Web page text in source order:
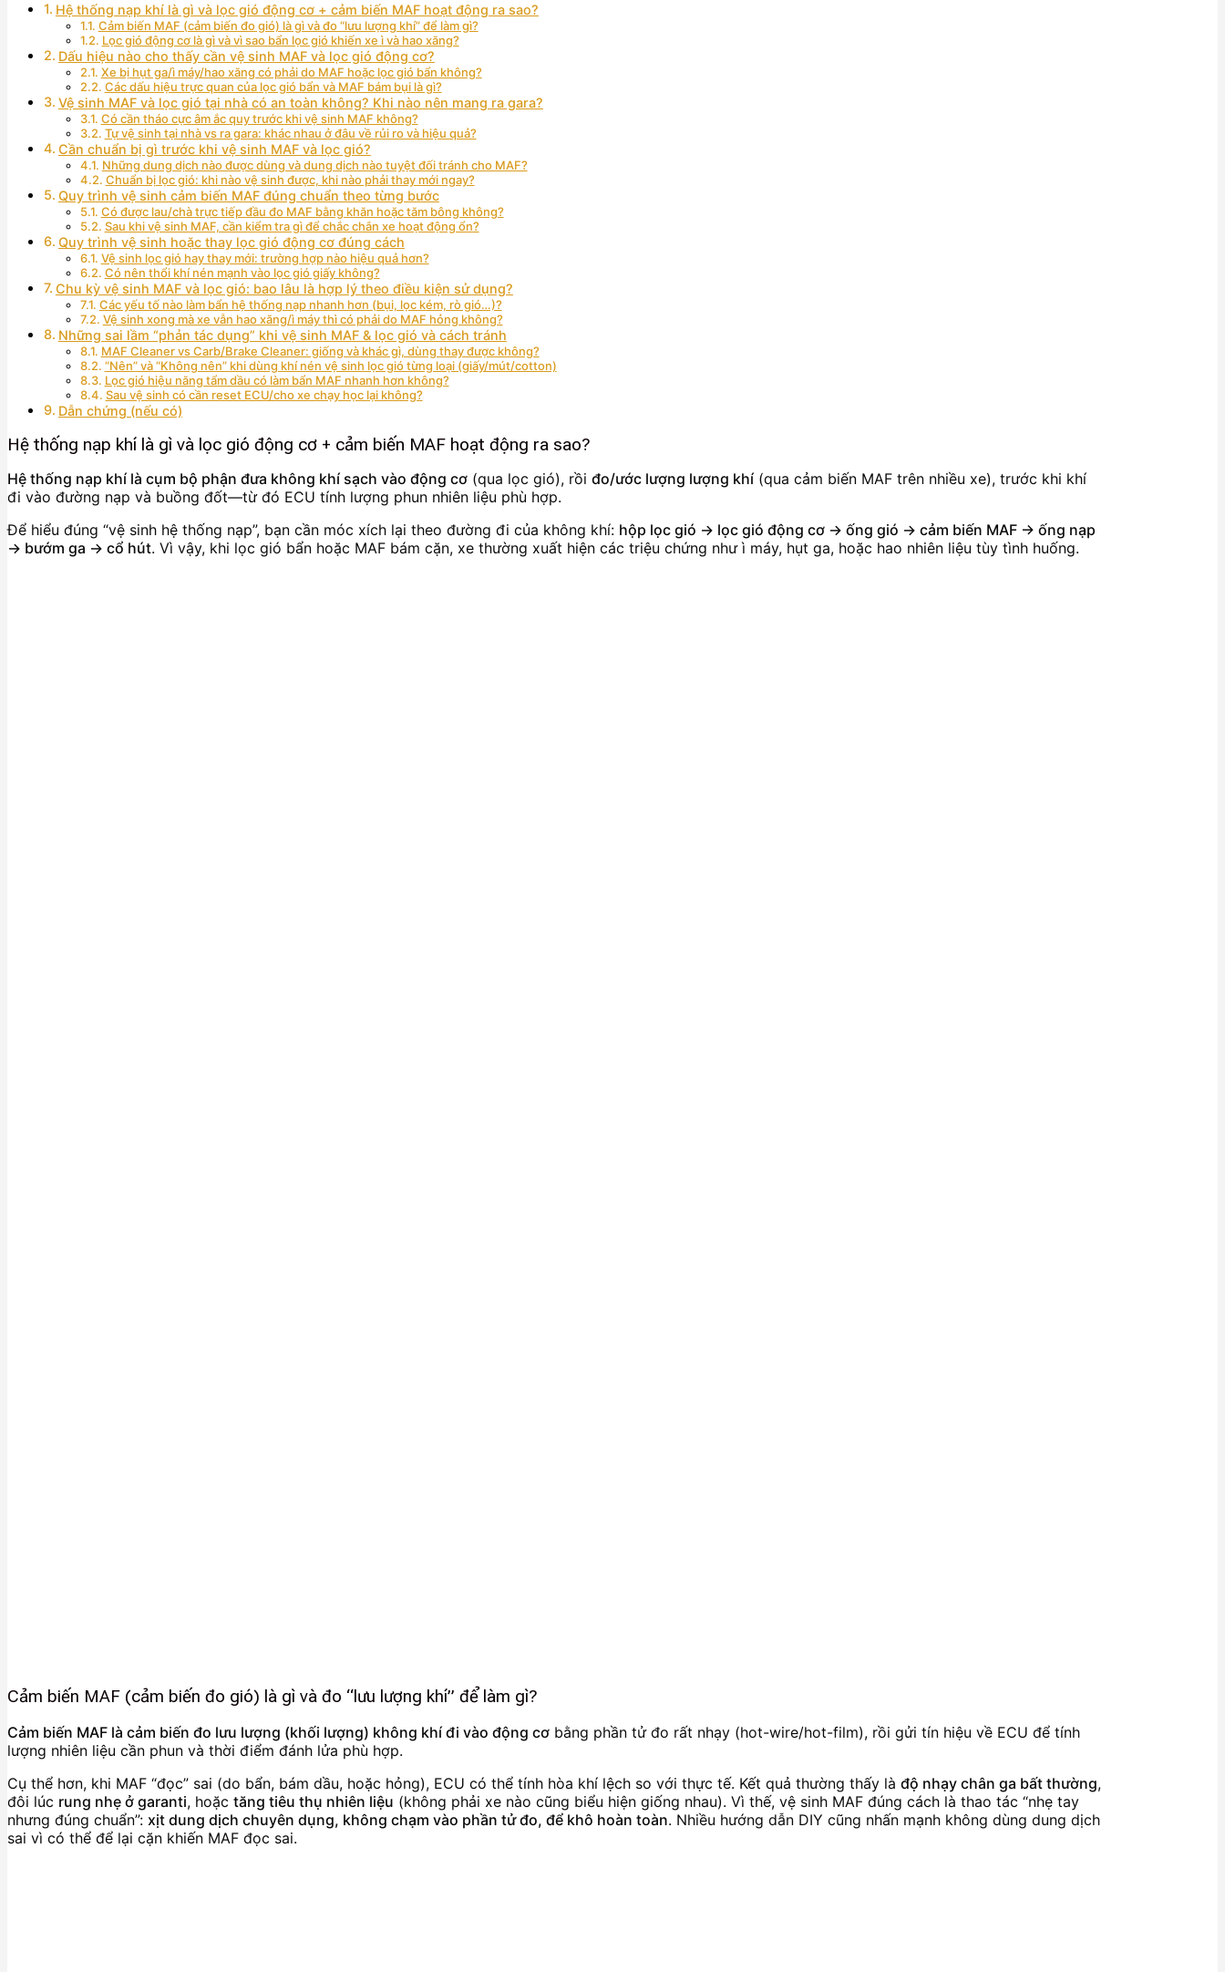
Hệ thống nạp khí là gì và lọc gió động cơ + cảm biến MAF hoạt động ra sao?
Cảm biến MAF (cảm biến đo gió) là gì và đo “lưu lượng khí” để làm gì?
Lọc gió động cơ là gì và vì sao bẩn lọc gió khiến xe ì và hao xăng?
Dấu hiệu nào cho thấy cần vệ sinh MAF và lọc gió động cơ?
Xe bị hụt ga/ì máy/hao xăng có phải do MAF hoặc lọc gió bẩn không?
Các dấu hiệu trực quan của lọc gió bẩn và MAF bám bụi là gì?
Vệ sinh MAF và lọc gió tại nhà có an toàn không? Khi nào nên mang ra gara?
Có cần tháo cực âm ắc quy trước khi vệ sinh MAF không?
Tự vệ sinh tại nhà vs ra gara: khác nhau ở đâu về rủi ro và hiệu quả?
Cần chuẩn bị gì trước khi vệ sinh MAF và lọc gió?
Những dung dịch nào được dùng và dung dịch nào tuyệt đối tránh cho MAF?
Chuẩn bị lọc gió: khi nào vệ sinh được, khi nào phải thay mới ngay?
Quy trình vệ sinh cảm biến MAF đúng chuẩn theo từng bước
Có được lau/chà trực tiếp đầu đo MAF bằng khăn hoặc tăm bông không?
Sau khi vệ sinh MAF, cần kiểm tra gì để chắc chắn xe hoạt động ổn?
Quy trình vệ sinh hoặc thay lọc gió động cơ đúng cách
Vệ sinh lọc gió hay thay mới: trường hợp nào hiệu quả hơn?
Có nên thổi khí nén mạnh vào lọc gió giấy không?
Chu kỳ vệ sinh MAF và lọc gió: bao lâu là hợp lý theo điều kiện sử dụng?
Các yếu tố nào làm bẩn hệ thống nạp nhanh hơn (bụi, lọc kém, rò gió…)?
Vệ sinh xong mà xe vẫn hao xăng/ì máy thì có phải do MAF hỏng không?
Những sai lầm “phản tác dụng” khi vệ sinh MAF & lọc gió và cách tránh
MAF Cleaner vs Carb/Brake Cleaner: giống và khác gì, dùng thay được không?
“Nên” và “Không nên” khi dùng khí nén vệ sinh lọc gió từng loại (giấy/mút/cotton)
Lọc gió hiệu năng tẩm dầu có làm bẩn MAF nhanh hơn không?
Sau vệ sinh có cần reset ECU/cho xe chạy học lại không?
Dẫn chứng (nếu có)
Hệ thống nạp khí là gì và lọc gió động cơ + cảm biến MAF hoạt động ra sao?
Hệ thống nạp khí là cụm bộ phận đưa không khí sạch vào động cơ (qua lọc gió), rồi đo/ước lượng lượng khí(qua cảm biến MAF trên nhiều xe), trước khi khí
đi vào đường nạp và buồng đốt—từ đó ECU tính lượng phun nhiên liệu phù hợp.
Để hiểu đúng “vệ sinh hệ thống nạp”, bạn cần móc xích lại theo đường đi của không khí: hộp lọc gió → lọc gió động cơ → ống gió → cảm biến MAF → ống nạp
→ bướm ga → cổ hút. Vì vậy, khi lọc gió bẩn hoặc MAF bám cặn, xe thường xuất hiện các triệu chứng như ì máy, hụt ga, hoặc hao nhiên liệu tùy tình huống.
Cảm biến MAF (cảm biến đo gió) là gì và đo “lưu lượng khí” để làm gì?
Cảm biến MAF là cảm biến đo lưu lượng (khối lượng) không khí đi vào động cơ bằng phần tử đo rất nhạy (hot-wire/hot-film), rồi gửi tín hiệu về ECU để tính
lượng nhiên liệu cần phun và thời điểm đánh lửa phù hợp.
Cụ thể hơn, khi MAF “đọc” sai (do bẩn, bám dầu, hoặc hỏng), ECU có thể tính hòa khí lệch so với thực tế. Kết quả thường thấy là độ nhạy chân ga bất thường,
đôi lúc rung nhẹ ở garanti, hoặc tăng tiêu thụ nhiên liệu (không phải xe nào cũng biểu hiện giống nhau). Vì thế, vệ sinh MAF đúng cách là thao tác “nhẹ tay
nhưng đúng chuẩn”: xịt dung dịch chuyên dụng, không chạm vào phần tử đo, để khô hoàn toàn. Nhiều hướng dẫn DIY cũng nhấn mạnh không dùng dung dịch
sai vì có thể để lại cặn khiến MAF đọc sai.